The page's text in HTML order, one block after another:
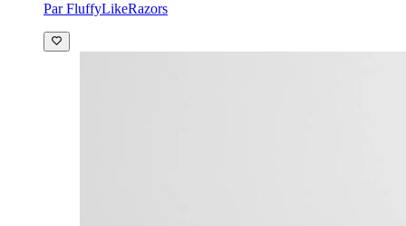
Par FluffyLikeRazors